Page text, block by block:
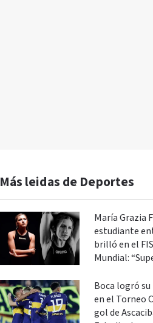
Más leidas de Deportes
María Grazia
estudiante
brilló en el
Mundial:
Boca logró
en el Torneo
gol de